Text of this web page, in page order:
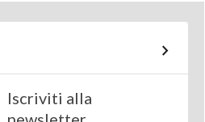
Iscriviti alla